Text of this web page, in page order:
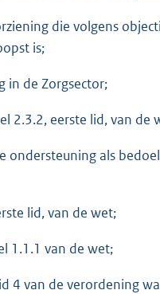
die volgens
is;
in de Zorgsector;
2.3.2, eerste lid, van de
als
lid, van de wet;
1.1.1 van de wet;
4 van de verordening